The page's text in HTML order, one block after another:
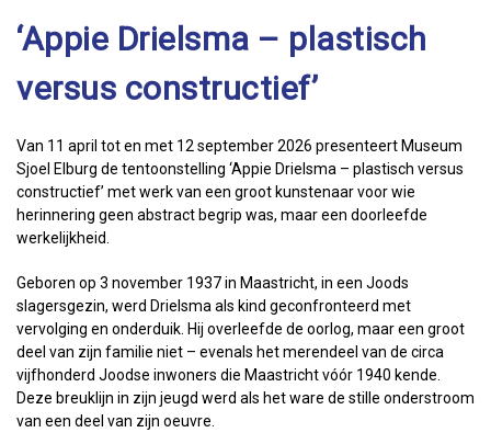
‘Appie Drielsma – plastisch
versus constructief’
Van 11 april tot en met 12 september 2026 presenteert Museum
Sjoel Elburg de tentoonstelling ‘Appie Drielsma – plastisch versus
constructief’ met werk van een groot kunstenaar voor wie
herinnering geen abstract begrip was, maar een doorleefde
werkelijkheid.
Geboren op 3 november 1937 in Maastricht, in een Joods
slagersgezin, werd Drielsma als kind geconfronteerd met
vervolging en onderduik. Hij overleefde de oorlog, maar een groot
deel van zijn familie niet – evenals het merendeel van de circa
vijfhonderd Joodse inwoners die Maastricht vóór 1940 kende.
Deze breuklijn in zijn jeugd werd als het ware de stille onderstroom
van een deel van zijn oeuvre.